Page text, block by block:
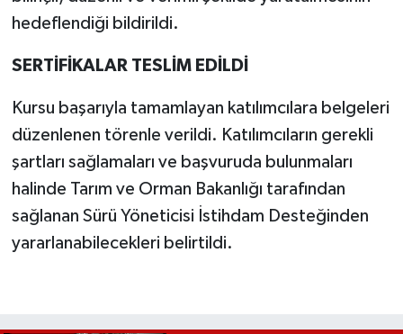
hedeflendiği bildirildi.
SERTİFİKALAR TESLİM EDİLDİ
Kursu başarıyla tamamlayan katılımcılara belgeleri
düzenlenen törenle verildi. Katılımcıların gerekli
şartları sağlamaları ve başvuruda bulunmaları
halinde Tarım ve Orman Bakanlığı tarafından
sağlanan Sürü Yöneticisi İstihdam Desteğinden
yararlanabilecekleri belirtildi.